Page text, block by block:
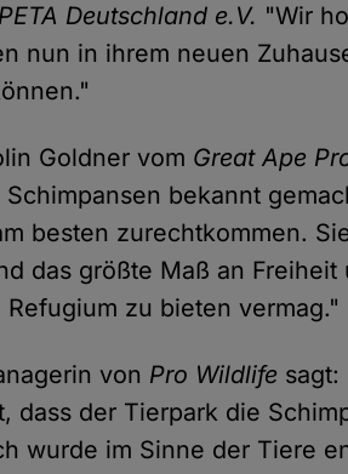
PETA Deutschland e.V. "Wir
nun in ihrem neuen
Goldner vom Great Ape
bekannt
besten zurechtkommen.
das größte Maß an Freiheit
zu bieten vermag."
von Pro Wildlife sagt:
dass der Tierpark die
wurde im Sinne der Tiere